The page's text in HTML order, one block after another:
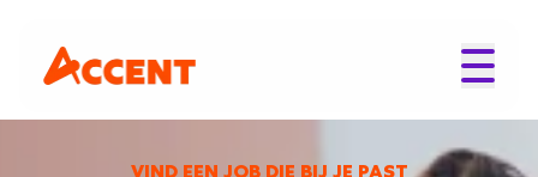
VIND EEN JOB DIE BIJ JE PAST